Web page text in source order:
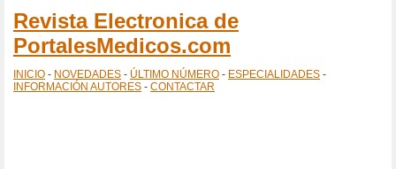
Revista Electronica de
PortalesMedicos.com
INICIO - NOVEDADES - ÚLTIMO NÚMERO - ESPECIALIDADES -
INFORMACIÓN AUTORES - CONTACTAR